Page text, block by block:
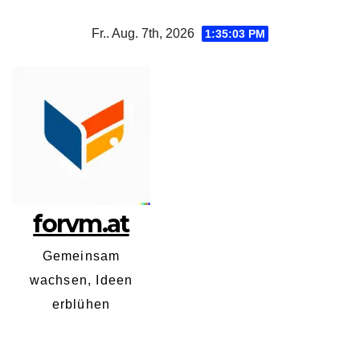
Fr.. Aug. 7th, 2026 1:35:04 PM
forvm.at
Gemeinsam
wachsen, Ideen
erblühen